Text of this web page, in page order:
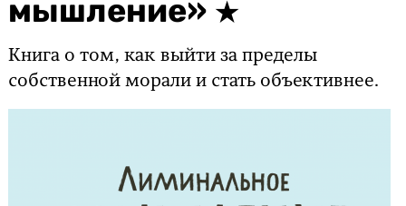
мышление»
Книга о том, как выйти за пределы
собственной морали и стать объективнее.